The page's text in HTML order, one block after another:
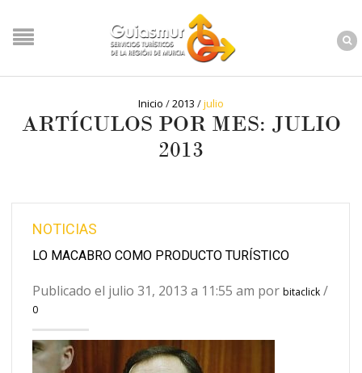
Inicio /2013 /julio
ARTÍCULOS POR MES: JULIO
2013
NOTICIAS
LO MACABRO COMO PRODUCTO TURÍSTICO
Publicado el julio 31, 2013 a 11:55 am por bitaclick /
0